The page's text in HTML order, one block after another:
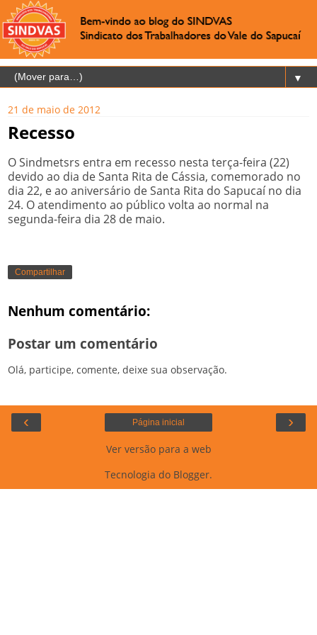
▼
21 de maio de 2012
Recesso
O Sindmetsrs entra em recesso nesta terça-feira (22)
devido ao dia de Santa Rita de Cássia, comemorado no
dia 22, e ao aniversário de Santa Rita do Sapucaí no dia
24. O atendimento ao público volta ao normal na
segunda-feira dia 28 de maio.
Compartilhar
Nenhum comentário:
Postar um comentário
Olá, participe, comente, deixe sua observação.
‹ ›
Página inicial
Ver versão para a web
Tecnologia do Blogger.